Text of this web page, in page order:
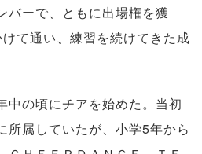
バーで、ともに出場権を獲
て通い、練習を続けてきた成
の頃にチアを始めた。当初
所属していたが、小学5年から